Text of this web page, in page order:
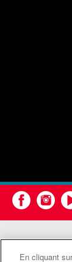
En cliquant